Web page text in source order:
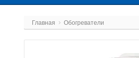
Главная Обогреватели